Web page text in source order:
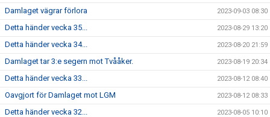
Damlaget vägrar förlora 2023-09-03 08:30
Detta händer vecka 35... 2023-08-29 13:20
Detta händer vecka 34... 2023-08-20 21:59
Damlaget tar 3:e segern mot Tvååker. 2023-08-19 20:34
Detta händer vecka 33... 2023-08-12 08:40
Oavgjort för Damlaget mot LGM 2023-08-12 08:33
Detta händer vecka 32... 2023-08-05 10:10